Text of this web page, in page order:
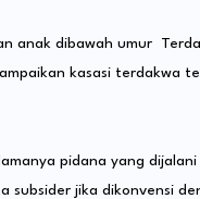
anak dibawah umur
kasasi terdakwa
pidana yang
jika dikonvensi